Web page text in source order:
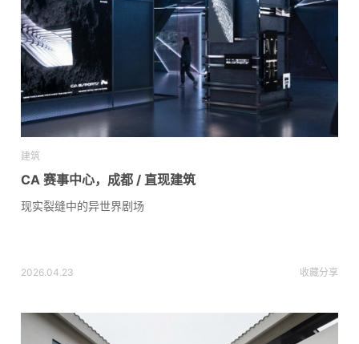
建筑
CA 赛事中心，成都 / 直现建筑
现实裂缝中的异世界剧场
2026.04.23 收藏分享